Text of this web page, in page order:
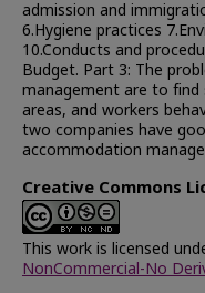
admission and
6.Hygiene practices
10.Conducts and
Budget. Part 3: The
management are to find
areas, and workers
two companies have
accommodation
Creative Commons
This work is licensed
NonCommercial-No